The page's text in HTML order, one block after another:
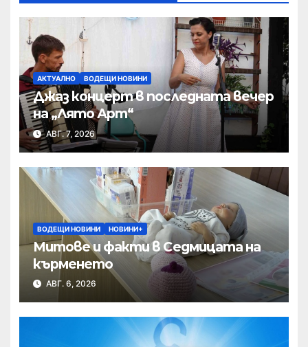
АКТУАЛНО ВОДЕЩИ НОВИНИ
Джаз концерт в последната вечер
на „Лято Арт“
АВГ. 7, 2026
ВОДЕЩИ НОВИНИ НОВИНИ+
Митове и факти в Седмицата на
кърменето
АВГ. 6, 2026